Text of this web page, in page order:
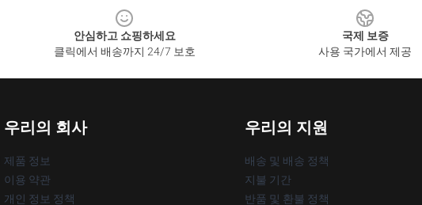
안심하고 쇼핑하세요
클릭에서 배송까지 24/7 보호
국제 보증
사용 국가에서 제공
우리의 회사
제품 정보
이용 약관
개인 정보 정책
우리의 지원
배송 및 배송 정책
지불 기간
반품 및 환불 정책